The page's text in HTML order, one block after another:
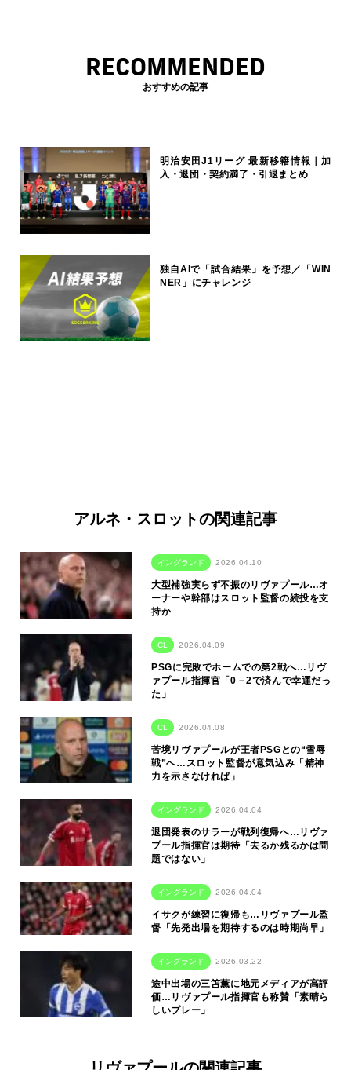
RECOMMENDED
おすすめの記事
明治安田J1リーグ 最新移籍情報｜加
入・退団・契約満了・引退まとめ
独自AIで「試合結果」を予想／「WIN
NER」にチャレンジ
アルネ・スロットの関連記事
イングランド 2026.04.10
大型補強実らず不振のリヴァプール…オ
ーナーや幹部はスロット監督の続投を支
持か
CL 2026.04.09
PSGに完敗でホームでの第2戦へ…リヴ
ァプール指揮官「0－2で済んで幸運だっ
た」
CL 2026.04.08
苦境リヴァプールが王者PSGとの“雪辱
戦”へ…スロット監督が意気込み「精神
力を示さなければ」
イングランド 2026.04.04
退団発表のサラーが戦列復帰へ…リヴァ
プール指揮官は期待「去るか残るかは問
題ではない」
イングランド 2026.04.04
イサクが練習に復帰も…リヴァプール監
督「先発出場を期待するのは時期尚早」
イングランド 2026.03.22
途中出場の三笘薫に地元メディアが高評
価…リヴァプール指揮官も称賛「素晴ら
しいプレー」